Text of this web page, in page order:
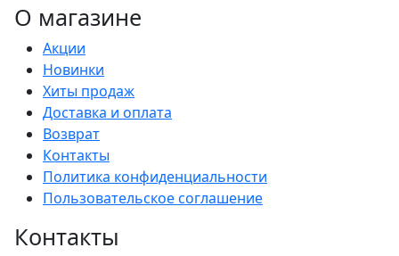
О магазине
Акции
Новинки
Хиты продаж
Доставка и оплата
Возврат
Контакты
Политика конфиденциальности
Пользовательское соглашение
Контакты